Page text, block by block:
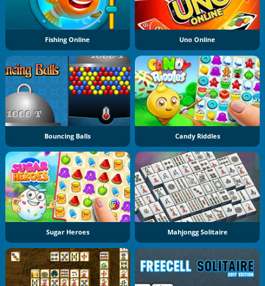
Fishing Online Uno Online
Bouncing Balls Candy Riddles
Sugar Heroes Mahjongg Solitaire